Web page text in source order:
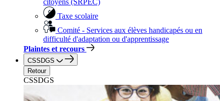
citoyens (SRPEC)
Taxe scolaire
Comité - Services aux élèves handicapés ou en
difficulté d'adaptation ou d'apprentissage
Plaintes et recours
CSSDGS
Retour
CSSDGS